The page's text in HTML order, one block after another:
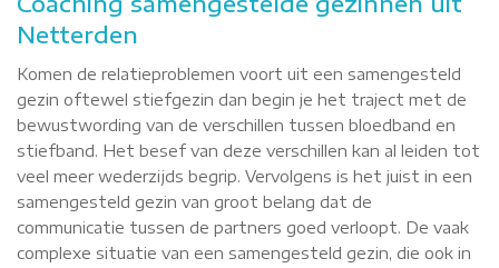
Netterden
Komen de relatieproblemen voort uit een samengesteld
gezin oftewel stiefgezin dan begin je het traject met de
bewustwording van de verschillen tussen bloedband en
stiefband. Het besef van deze verschillen kan al leiden tot
veel meer wederzijds begrip. Vervolgens is het juist in een
samengesteld gezin van groot belang dat de
communicatie tussen de partners goed verloopt. De vaak
complexe situatie van een samengesteld gezin, die ook in